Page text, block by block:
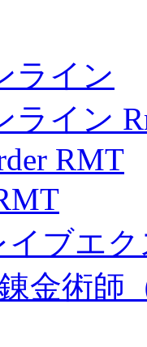
ライン
ライン
RMT
イブエ
金術師